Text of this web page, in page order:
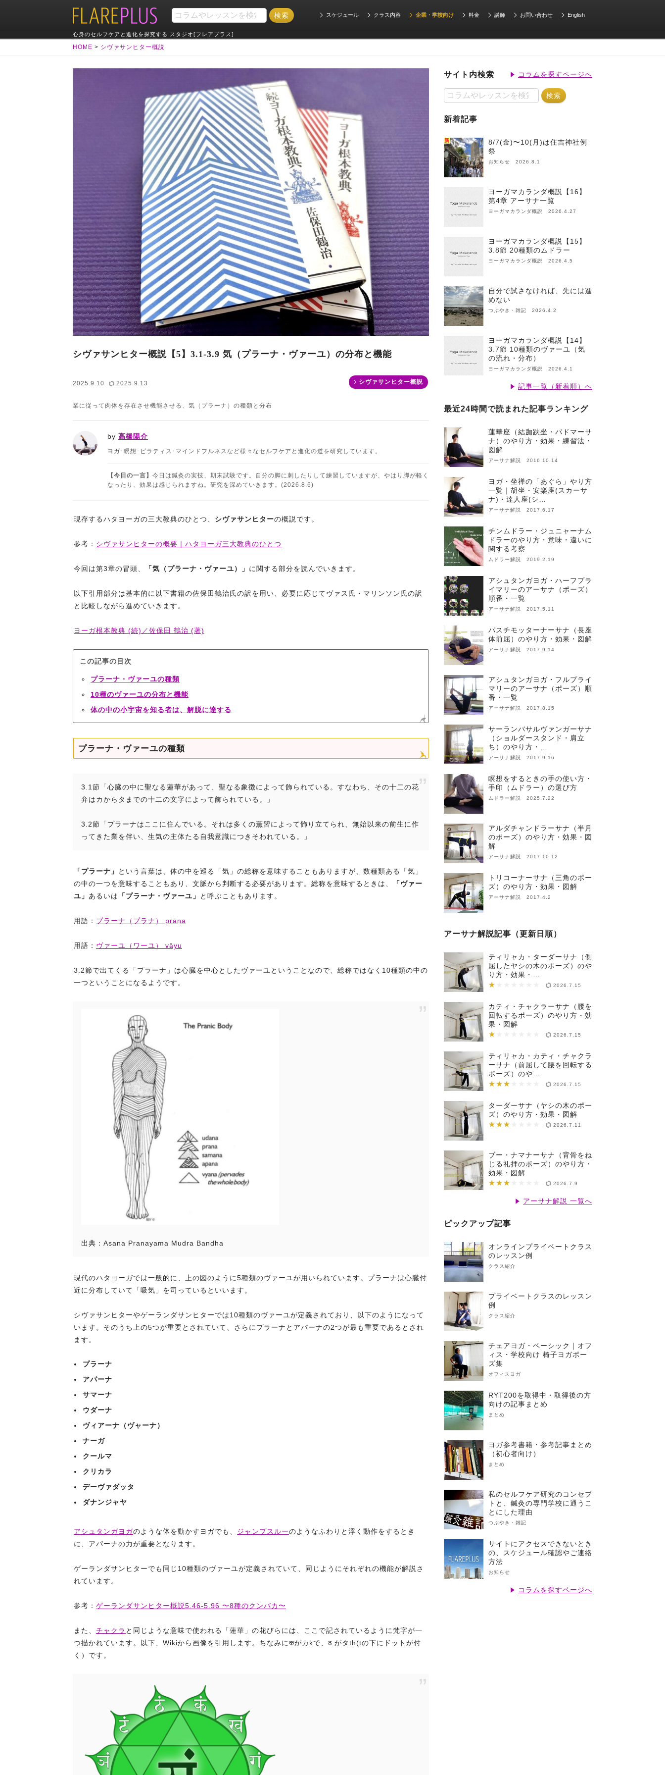
スケジュール クラス内容 企業・学校向け 料金 講師 お問い合わせ English
心身のセルフケアと進化を探究する スタジオ[フレアプラス]
HOME > シヴァサンヒター概説
シヴァサンヒター概説【5】3.1-3.9 気（プラーナ・ヴァーユ）の分布と機能
2025.9.10 2025.9.13 シヴァサンヒター概説
業に従って肉体を存在させ機能させる、気（プラーナ）の種類と分布
by 高橋陽介
ヨガ･瞑想･ピラティス･マインドフルネスなど様々なセルフケアと進化の道を研究しています。
【今日の一言】 今日は鍼灸の実技、期末試験です。自分の脚に刺したりして練習していますが、やはり脚が軽く
なったり、効果は感じられますね。研究を深めていきます。(2026.8.6)
現存するハタヨーガの三大教典のひとつ、 シヴァサンヒターの概説です。
参考： シヴァサンヒターの概要｜ハタヨーガ三大教典のひとつ
今回は第3章の冒頭、 「気（プラーナ・ヴァーユ）」 に関する部分を読んでいきます。
以下引用部分は基本的に以下書籍の佐保田鶴治氏の訳を用い、必要に応じてヴァス氏・マリンソン氏の訳
と比較しながら進めていきます。
ヨーガ根本教典 (続)／佐保田 鶴治 (著)
この記事の目次
プラーナ・ヴァーユの種類
10種のヴァーユの分布と機能
体の中の小宇宙を知る者は、解脱に達する
プラーナ・ヴァーユの種類
3.1節「心臓の中に聖なる蓮華があって、聖なる象徴によって飾られている。すなわち、その十二の花
弁はカからタまでの十二の文字によって飾られている。」
3.2節「プラーナはここに住んでいる。それは多くの薫習によって飾り立てられ、無始以来の前生に作
ってきた業を伴い、生気の主体たる自我意識につきそわれている。」
「プラーナ」
という言葉は、体の中を巡る「気」の総称を意味することもありますが、数種類ある「気」
の中の一つを意味することもあり、文脈から判断する必要があります。総称を意味するときは、
「ヴァー
ユ」 あるいは 「プラーナ・ヴァーユ」 と呼ぶこともあります。
用語： プラーナ（プラナ） prāṇa
用語： ヴァーユ（ワーユ） vāyu
3.2節で出てくる「プラーナ」は心臓を中心としたヴァーユということなので、総称ではなく10種類の中の
一つということになるようです。
出典：Asana Pranayama Mudra Bandha
現代のハタヨーガでは一般的に、上の図のように5種類のヴァーユが用いられています。プラーナは心臓付
近に分布していて「吸気」を司っているといいます。
シヴァサンヒターやゲーランダサンヒターでは10種類のヴァーユが定義されており、以下のようになって
います。そのうち上の5つが重要とされていて、さらにプラーナとアパーナの2つが最も重要であるとされ
ます。
プラーナ
アパーナ
サマーナ
ウダーナ
ヴィアーナ（ヴャーナ）
ナーガ
クールマ
クリカラ
デーヴァダッタ
ダナンジャヤ
アシュタンガヨガのような体を動かすヨガでも、 ジャンプスルーのようなふわりと浮く動作をするとき
に、アパーナの力が重要となります。
ゲーランダサンヒターでも同じ10種類のヴァーユが定義されていて、同じようにそれぞれの機能が解説さ
れています。
参考： ゲーランダサンヒター概説5.46-5.96 〜8種のクンバカ〜
また、 チャクラ と同じような意味で使われる「蓮華」の花びらには、ここで記されているように梵字が一
つ描かれています。以下、Wikiから画像を引用します。ちなみにकがカkで、ठ がタth(tの下にドットが付
く）です。
サイト内検索 コラムを探すページへ
新着記事
新
8/7(金)〜10(月)は住吉神社例
祭
お知らせ 2026.8.1
ヨーガマカランダ概説【16】
第4章 アーサナ一覧
ヨーガマカランダ概説 2026.4.27
ヨーガマカランダ概説【15】
3.8節 20種類のムドラー
ヨーガマカランダ概説 2026.4.5
自分で試さなければ、先には進
めない
つぶやき・雑記 2026.4.2
ヨーガマカランダ概説【14】
3.7節 10種類のヴァーユ（気
の流れ・分布）
ヨーガマカランダ概説 2026.4.1
記事一覧（新着順）へ
最近24時間で読まれた記事ランキング
蓮華座（結跏趺坐・パドマーサ
ナ）のやり方・効果・練習法・
図解
アーサナ解説 2016.10.14
ヨガ・坐禅の「あぐら」やり方
一覧｜胡坐・安楽座(スカーサ
ナ)・達人座(シ…
アーサナ解説 2017.6.17
チンムドラー・ジュニャーナム
ドラーのやり方・意味・違いに
関する考察
ムドラー解説 2019.2.19
アシュタンガヨガ・ハーフプラ
イマリーのアーサナ（ポーズ）
順番・一覧
アーサナ解説 2017.5.11
パスチモッターナーサナ（長座
体前屈）のやり方・効果・図解
アーサナ解説 2017.9.14
アシュタンガヨガ・フルプライ
マリーのアーサナ（ポーズ）順
番・一覧
アーサナ解説 2017.8.15
サーランバサルヴァンガーサナ
（ショルダースタンド・肩立
ち）のやり方・…
アーサナ解説 2017.9.16
瞑想をするときの手の使い方・
手印（ムドラー）の選び方
ムドラー解説 2025.7.22
アルダチャンドラーサナ（半月
のポーズ）のやり方・効果・図
解
アーサナ解説 2017.10.12
トリコーナーサナ（三角のポー
ズ）のやり方・効果・図解
アーサナ解説 2017.4.2
アーサナ解説記事（更新日順）
ティリャカ・ターダーサナ（側
屈したヤシの木のポーズ）のや
り方・効果・…
★
★★★★★★★ 2026.7.15
カティ・チャクラーサナ（腰を
回転するポーズ）のやり方・効
果・図解
★
★★★★★★★ 2026.7.15
ティリャカ・カティ・チャクラ
ーサナ（前屈して腰を回転する
ポーズ）のや…
★★★
★★★★★★★ 2026.7.15
ターダーサナ（ヤシの木のポー
ズ）のやり方・効果・図解
★★★
★★★★★★★ 2026.7.11
ブー・ナマナーサナ（背骨をね
じる礼拝のポーズ）のやり方・
効果・図解
★★★
★★★★★★★ 2026.7.9
アーサナ解説 一覧へ
ピックアップ記事
オンラインプライベートクラス
のレッスン例
クラス紹介
プライベートクラスのレッスン
例
クラス紹介
チェアヨガ・ベーシック｜オフ
ィス・学校向け 椅子ヨガポー
ズ集
オフィスヨガ
RYT200を取得中・取得後の方
向けの記事まとめ
まとめ
ヨガ参考書籍・参考記事まとめ
（初心者向け）
まとめ
私のセルフケア研究のコンセプ
トと、鍼灸の専門学校に通うこ
とにした理由
つぶやき・雑記
サイトにアクセスできないとき
の、スケジュール確認やご連絡
方法
お知らせ
コラムを探すページへ